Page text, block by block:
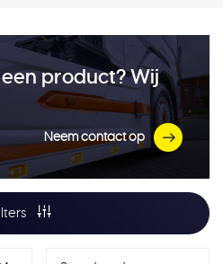
product? Wij
Neem contact op